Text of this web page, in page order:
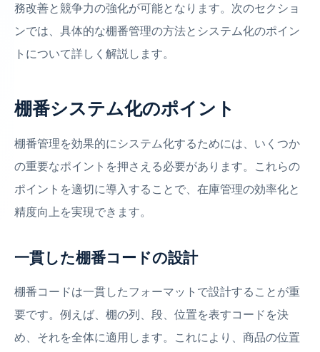
務改善と競争力の強化が可能となります。次のセクショ
ンでは、具体的な棚番管理の方法とシステム化のポイン
トについて詳しく解説します。
棚番システム化のポイント
棚番管理を効果的にシステム化するためには、いくつか
の重要なポイントを押さえる必要があります。これらの
ポイントを適切に導入することで、在庫管理の効率化と
精度向上を実現できます。
一貫した棚番コードの設計
棚番コードは一貫したフォーマットで設計することが重
要です。例えば、棚の列、段、位置を表すコードを決
め、それを全体に適用します。これにより、商品の位置